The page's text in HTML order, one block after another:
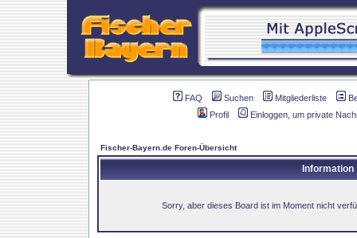
FAQ Suchen Mitgliederliste
Profil
Einloggen, um private
Fischer-Bayern.de Foren-Übersicht
Information
Sorry, aber dieses Board ist im Moment nicht